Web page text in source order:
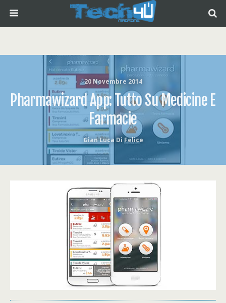
20 Novembre 2014
Pharmawizard App: Tutto Su Medicine E
Farmacie
Gian Luca Di Felice